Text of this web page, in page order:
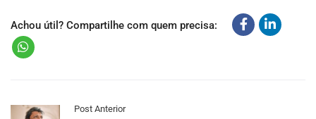
Achou útil? Compartilhe com quem precisa:
Post Anterior